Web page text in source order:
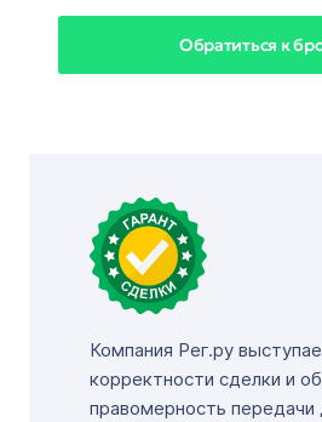
Обратиться к
Компания Рег.ру
корректности сделки и
правомерность передачи